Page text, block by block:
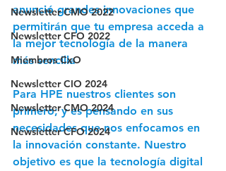
Newsletter CMO 2022
Newsletter CFO 2022
Miembros CxO
Newsletter CIO 2024
Newsletter CMO 2024
Newsletter CFO 2024
anunció grandes innovaciones que
permitirán que tu empresa acceda a
la mejor tecnología de la manera
más sencilla
Para HPE nuestros clientes son
primero; y es pensando en sus
necesidades que nos enfocamos en
la innovación constante. Nuestro
objetivo es que la tecnología digital